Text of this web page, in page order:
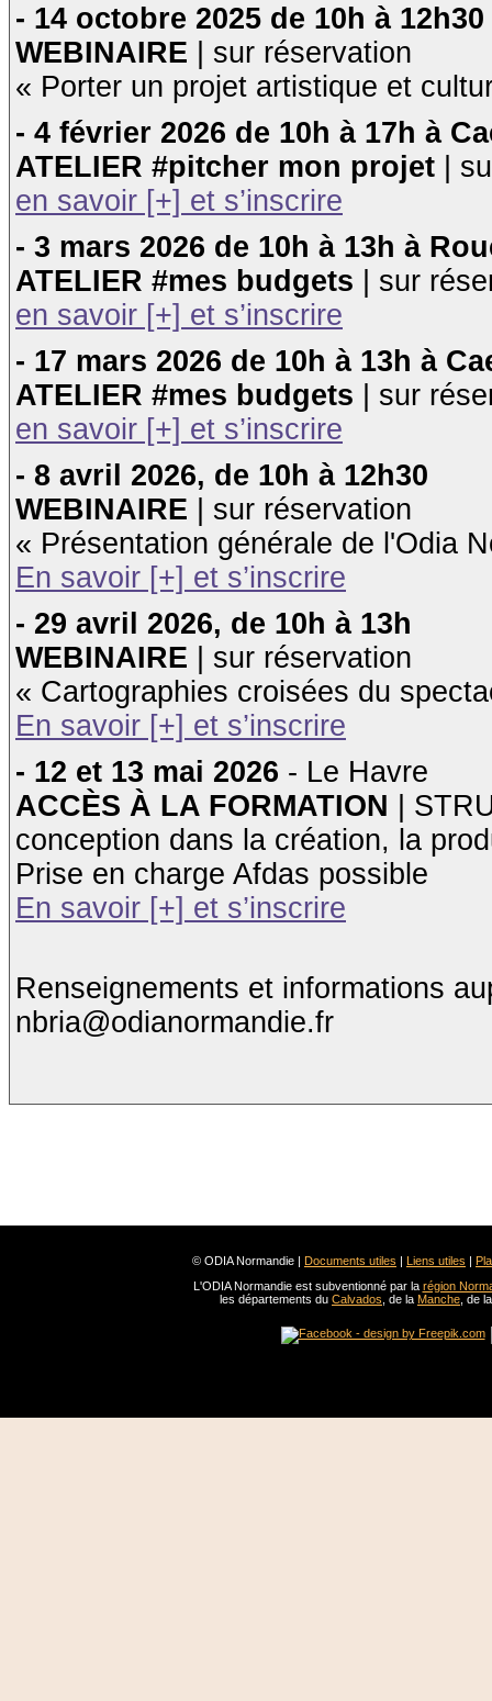
- 14 octobre 2025 de 10h à 12h30
WEBINAIRE
| sur réservation
« Porter un projet artistique et
- 4 février 2026 de 10h à 17h à
ATELIER #pitcher mon projet
|
en savoir [+] et s’inscrire
- 3 mars 2026 de 10h à 13h à
ATELIER #mes budgets
| sur
en savoir [+] et s’inscrire
- 17 mars 2026 de 10h à 13h à
ATELIER #mes budgets
| sur
en savoir [+] et s’inscrire
- 8 avril 2026, de 10h à 12h30
WEBINAIRE
| sur réservation
« Présentation générale de l'Odia
En savoir [+] et s’inscrire
- 29 avril 2026, de 10h à 13h
WEBINAIRE
| sur réservation
« Cartographies croisées du
En savoir [+] et s’inscrire
- 12 et 13 mai 2026 - Le Havre
ACCÈS À LA FORMATION
|
conception dans la création, la
Prise en charge Afdas possible
En savoir [+] et s’inscrire
Renseignements et informations
nbria@odianormandie.fr
© ODIA Normandie | Documents utiles | Liens utiles |
L'ODIA Normandie est subventionné par la région
les départements du Calvados , de la Manche , de